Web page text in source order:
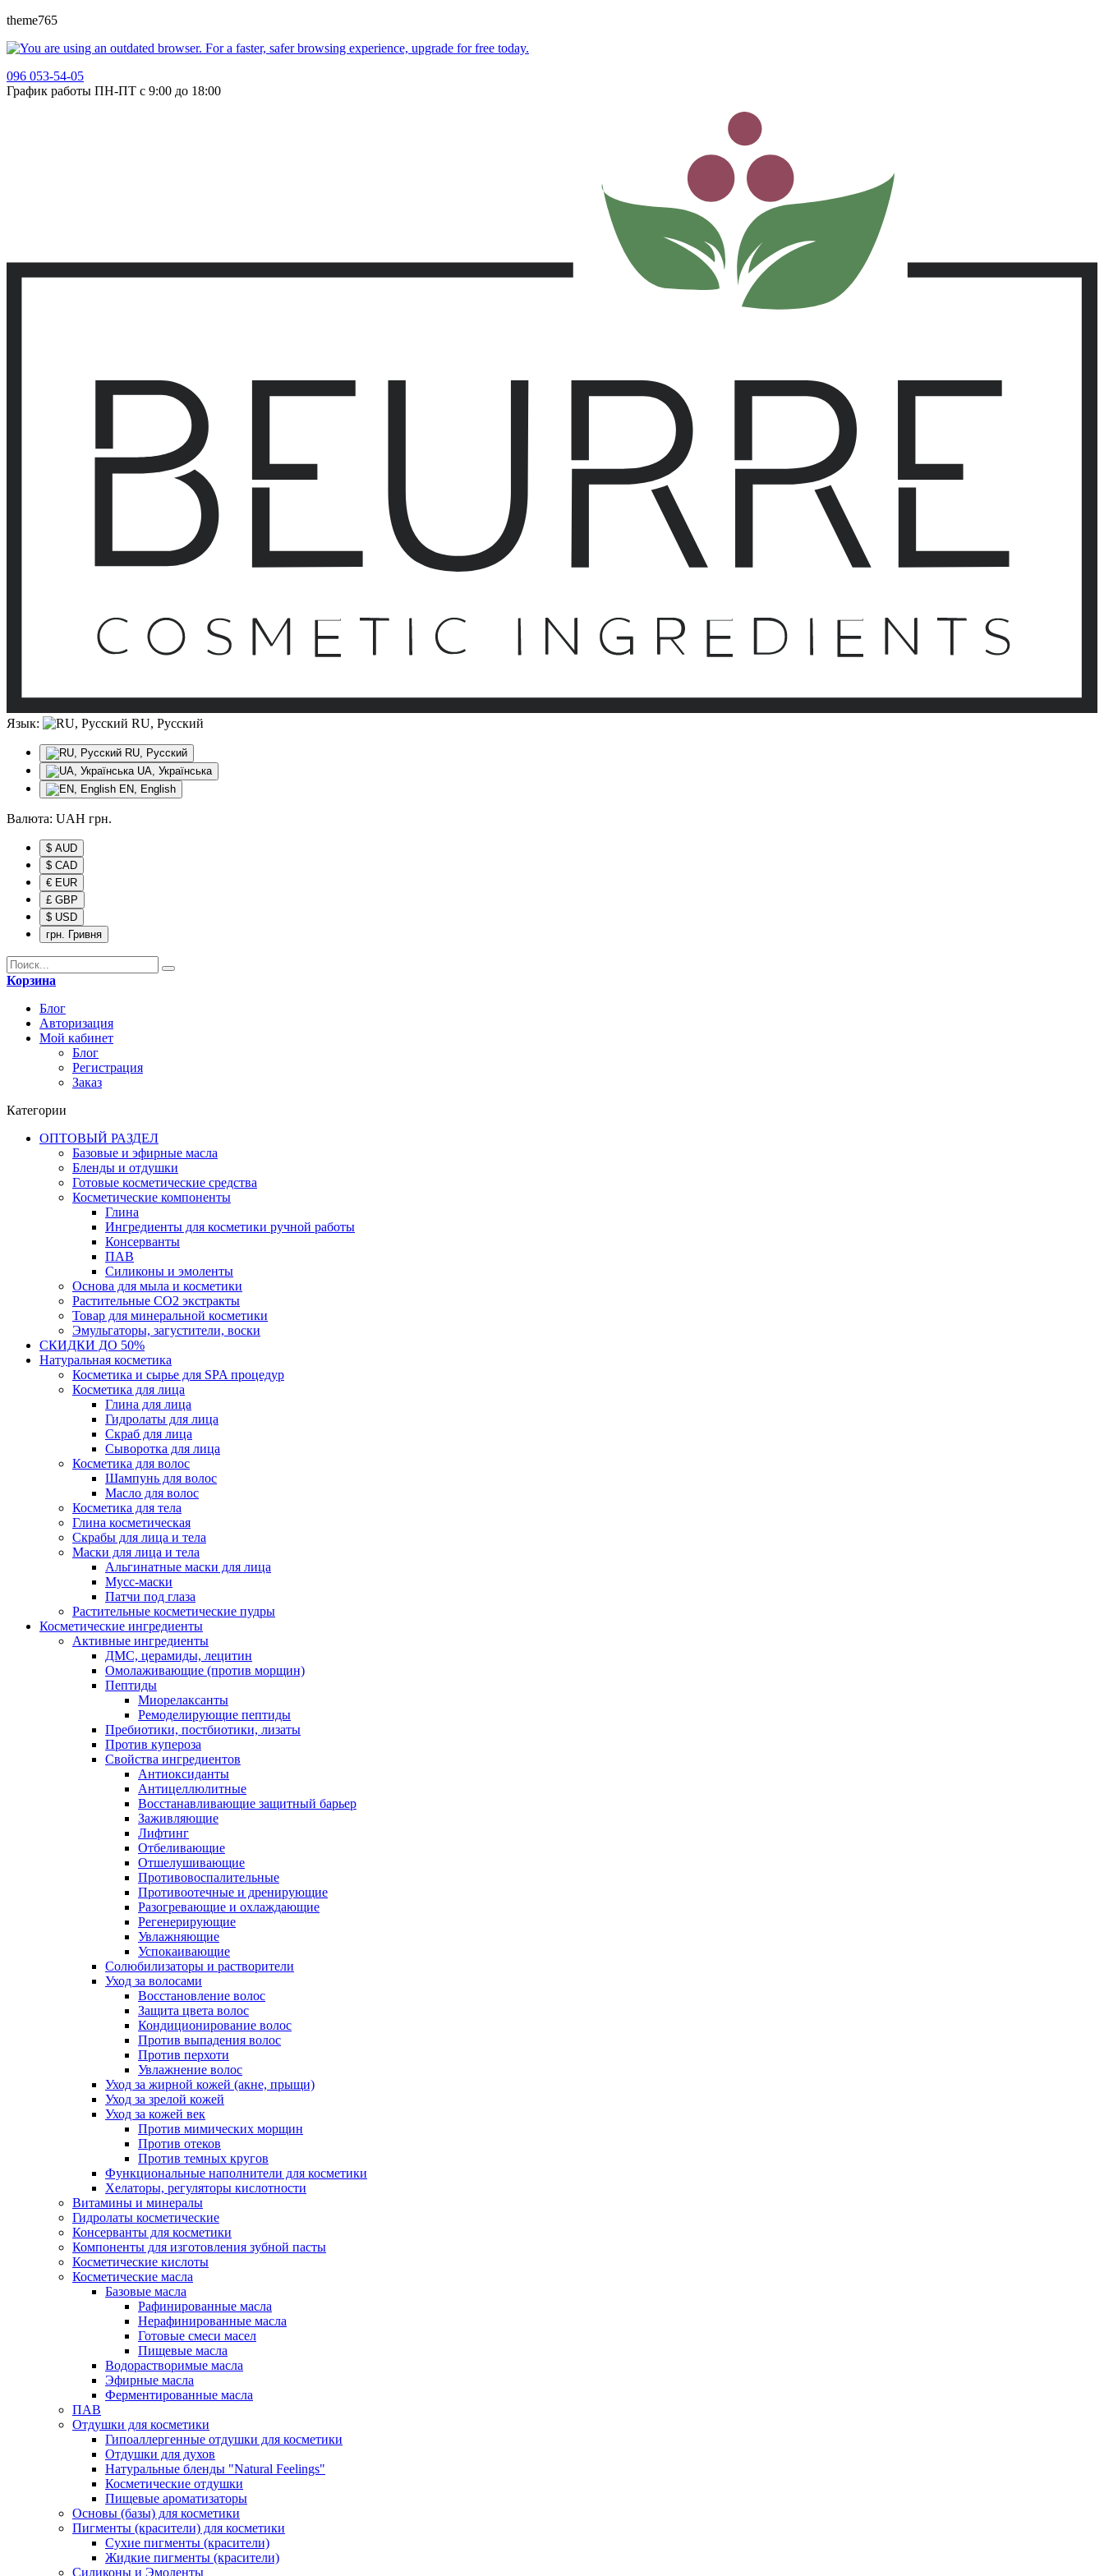
theme765
096 053-54-05
График работы ПН-ПТ с 9:00 до 18:00
Язык: RU, Русский
RU, Русский
UA, Українська
EN, English
Валюта: UAH грн.
$ AUD
$ CAD
€ EUR
£ GBP
$ USD
грн. Гривня
Корзина
Блог
Авторизация
Мой кабинет
Блог
Регистрация
Заказ
Категории
ОПТОВЫЙ РАЗДЕЛ
Базовые и эфирные масла
Бленды и отдушки
Готовые косметические средства
Косметические компоненты
Глина
Ингредиенты для косметики ручной работы
Консерванты
ПАВ
Силиконы и эмоленты
Основа для мыла и косметики
Растительные СО2 экстракты
Товар для минеральной косметики
Эмульгаторы, загустители, воски
СКИДКИ ДО 50%
Натуральная косметика
Косметика и сырье для SPA процедур
Косметика для лица
Глина для лица
Гидролаты для лица
Скраб для лица
Сыворотка для лица
Косметика для волос
Шампунь для волос
Масло для волос
Косметика для тела
Глина косметическая
Скрабы для лица и тела
Маски для лица и тела
Альгинатные маски для лица
Мусс-маски
Патчи под глаза
Растительные косметические пудры
Косметические ингредиенты
Активные ингредиенты
ДМС, церамиды, лецитин
Омолаживающие (против морщин)
Пептиды
Миорелаксанты
Ремоделирующие пептиды
Пребиотики, постбиотики, лизаты
Против купероза
Свойства ингредиентов
Антиоксиданты
Антицеллюлитные
Восстанавливающие защитный барьер
Заживляющие
Лифтинг
Отбеливающие
Отшелушивающие
Противовоспалительные
Противоотечные и дренирующие
Разогревающие и охлаждающие
Регенерирующие
Увлажняющие
Успокаивающие
Солюбилизаторы и растворители
Уход за волосами
Восстановление волос
Защита цвета волос
Кондиционирование волос
Против выпадения волос
Против перхоти
Увлажнение волос
Уход за жирной кожей (акне, прыщи)
Уход за зрелой кожей
Уход за кожей век
Против мимических морщин
Против отеков
Против темных кругов
Функциональные наполнители для косметики
Хелаторы, регуляторы кислотности
Витамины и минералы
Гидролаты косметические
Консерванты для косметики
Компоненты для изготовления зубной пасты
Косметические кислоты
Косметические масла
Базовые масла
Рафинированные масла
Нерафинированные масла
Готовые смеси масел
Пищевые масла
Водорастворимые масла
Эфирные масла
Ферментированные масла
ПАВ
Отдушки для косметики
Гипоаллергенные отдушки для косметики
Отдушки для духов
Натуральные бленды "Natural Feelings"
Косметические отдушки
Пищевые ароматизаторы
Основы (базы) для косметики
Пигменты (красители) для косметики
Сухие пигменты (красители)
Жидкие пигменты (красители)
Силиконы и Эмоленты